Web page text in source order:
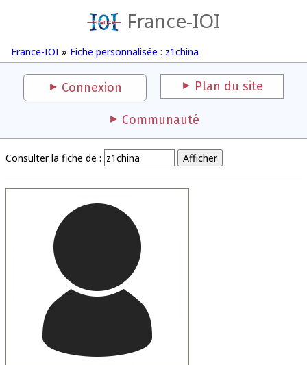
France-IOI
France-IOI » Fiche personnalisée : z1china
Connexion Plan du site
Communauté
Consulter la fiche de :